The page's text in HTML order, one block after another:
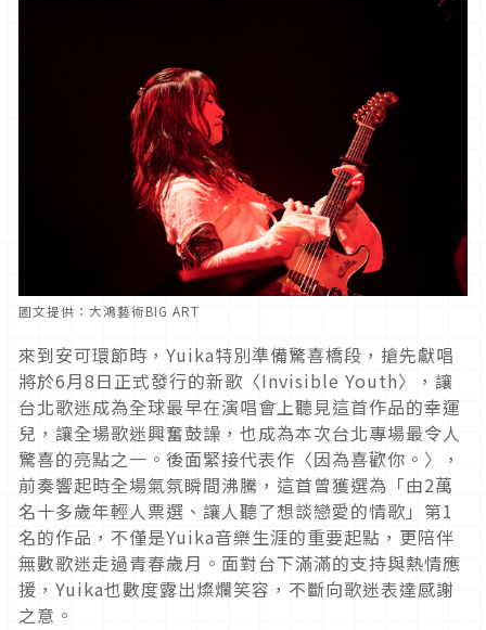
圖文提供：大鴻藝術BIG ART
來到安可環節時，Yuika特別準備驚喜橋段，搶先獻唱
將於6月8日正式發行的新歌〈Invisible Youth〉，讓
台北歌迷成為全球最早在演唱會上聽見這首作品的幸運
兒，讓全場歌迷興奮鼓譟，也成為本次台北專場最令人
驚喜的亮點之一。後面緊接代表作〈因為喜歡你。〉，
前奏響起時全場氣氛瞬間沸騰，這首曾獲選為「由2萬
名十多歲年輕人票選、讓人聽了想談戀愛的情歌」第1
名的作品，不僅是Yuika音樂生涯的重要起點，更陪伴
無數歌迷走過青春歲月。面對台下滿滿的支持與熱情應
援，Yuika也數度露出燦爛笑容，不斷向歌迷表達感謝
之意。